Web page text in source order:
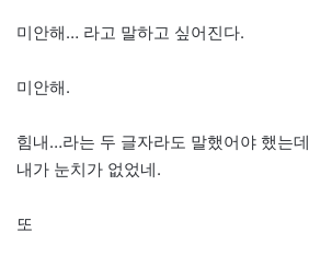
미안해… 라고 말하고 싶어진다.
미안해.
힘내…라는 두 글자라도 말했어야 했는데
내가 눈치가 없었네.
또